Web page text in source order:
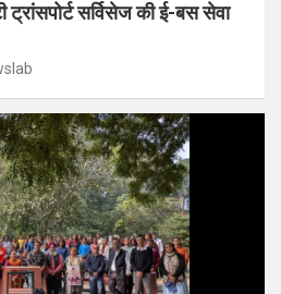
ट्रांसपोर्ट सर्विसेज की ई-बस सेवा